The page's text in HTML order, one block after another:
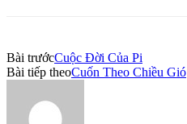
Bài trướcCuộc Đời Của Pi
Bài tiếp theoCuốn Theo Chiều Gió